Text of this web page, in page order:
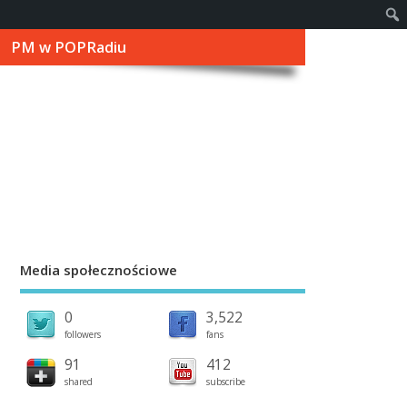
PM w POPRadiu
Media społecznościowe
0
followers
3,522
fans
91
shared
412
subscribe